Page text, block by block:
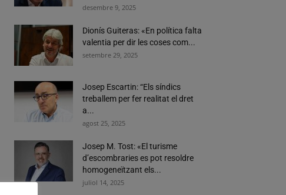
desembre 9, 2025
Dionís Guiteras: «En política falta
valentia per dir les coses com...
setembre 29, 2025
Josep Escartin: “Els síndics
treballem per fer realitat el dret
a...
agost 25, 2025
Josep M. Tost: «El turisme
d’escombraries es pot resoldre
homogeneïtzant els...
juliol 14, 2025